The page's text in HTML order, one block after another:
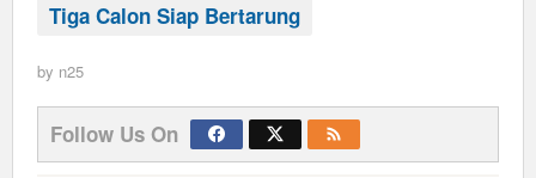
Tiga Calon Siap Bertarung
by n25
Follow Us On